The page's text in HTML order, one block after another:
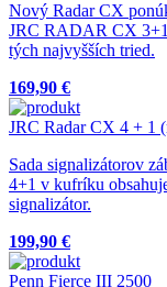
Nový Radar CX
JRC RADAR CX
tých najvyšších tried.
169,90 €
JRC Radar CX 4 + 1
Sada signalizátorov
4+1 v kufríku
signalizátor.
199,90 €
Penn Fierce III 2500